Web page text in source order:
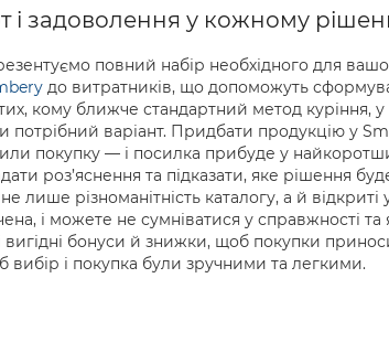
і задоволення у кожному
повний набір необхідного для
до витратників, що допоможуть
кому ближче стандартний метод куріння,
потрібний варіант. Придбати продукцію у
покупку — і посилка прибуде у
роз’яснення та підказати, яке рішення
лише різноманітність каталогу, а й
і можете не сумніватися у справжності та
вигідні бонуси й знижки, щоб покупки
вибір і покупка були зручними та легкими.